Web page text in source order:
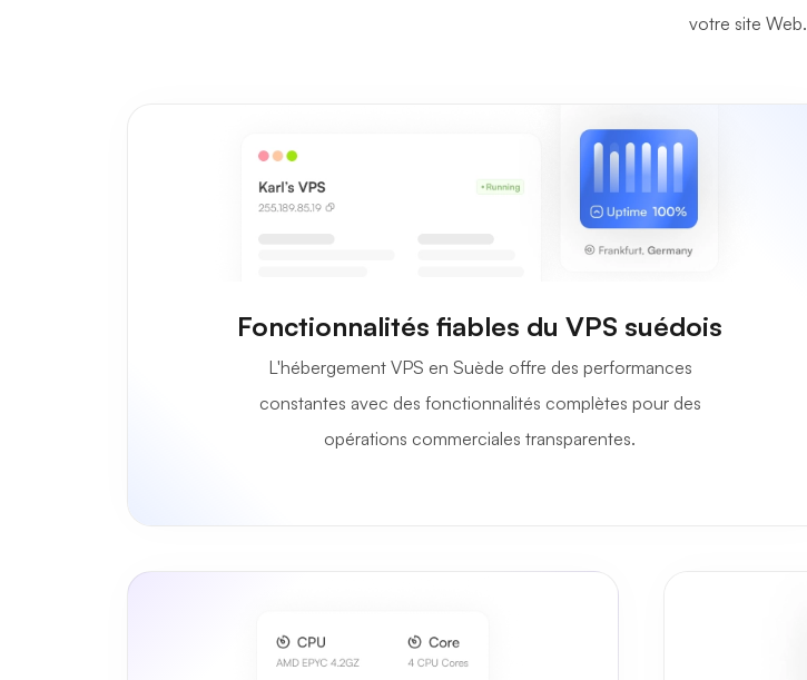
votre site Web.
Fonctionnalités fiables du VPS suédois
L'hébergement VPS en Suède offre des performances
constantes avec des fonctionnalités complètes pour des
opérations commerciales transparentes.